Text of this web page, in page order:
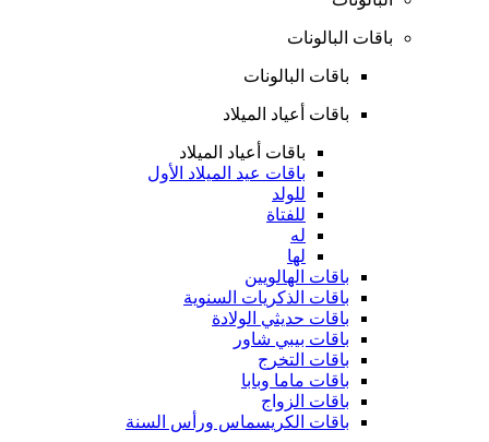
باقات البالونات
باقات البالونات
باقات أعياد الميلاد
باقات أعياد الميلاد
باقات عيد الميلاد الأول
للولد
للفتاة
له
لها
باقات الهالويين
باقات الذكريات السنوية
باقات حديثي الولادة
باقات بيبي شاور
باقات التخرج
باقات ماما وبابا
باقات الزواج
باقات الكريسماس ورأس السنة